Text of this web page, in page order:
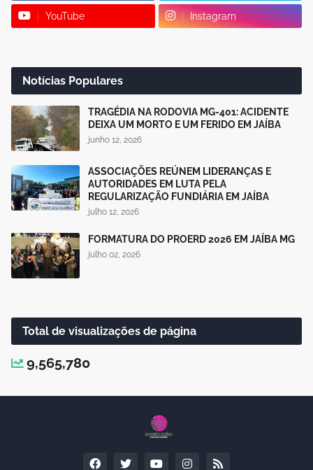
YouTube Instagram
Notícias Populares
TRAGÉDIA NA RODOVIA MG-401: ACIDENTE
DEIXA UM MORTO E UM FERIDO EM JAÍBA
junho 12, 2026
ASSOCIAÇÕES REÚNEM LIDERANÇAS E
AUTORIDADES EM LUTA PELA
REGULARIZAÇÃO FUNDIÁRIA EM JAÍBA
julho 12, 2026
FORMATURA DO PROERD 2026 EM JAÍBA MG
julho 02, 2026
Total de visualizações de página
9,565,780